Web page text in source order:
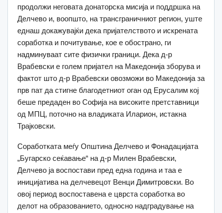
продолжи неговата донаторска мисија и поддршка на
Делчево и, воопшто, на трансграничниот регион, уште
еднаш докажувајќи дека пријателството и искрената
соработка и почитување, кое е обострано, ги
надминуваат сите физички граници. Дека д-р
Врабевски е голем пријател на Македонија зборува и
фактот што д-р Врабевски овозможи во Македонија за
прв пат да стигне благодетниот оган од Ерусалим кој
беше предаден во Софија на високите претставници
од МПЦ, поточно на владиката Иларион, истакна
Трајковски.
Соработката меѓу Општина Делчево и Фонадацијата
„Бугарско сеќавање“ на д-р Милен Врабевски,
Делчево ја воспостави пред една година и таа е
иницијатива на делчевецот Венци Димитровски. Во
овој период воспоставена е цврста соработка во
делот на образованието, односно надградување на